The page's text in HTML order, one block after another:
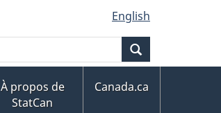
English
À propos de
StatCan
Canada.ca